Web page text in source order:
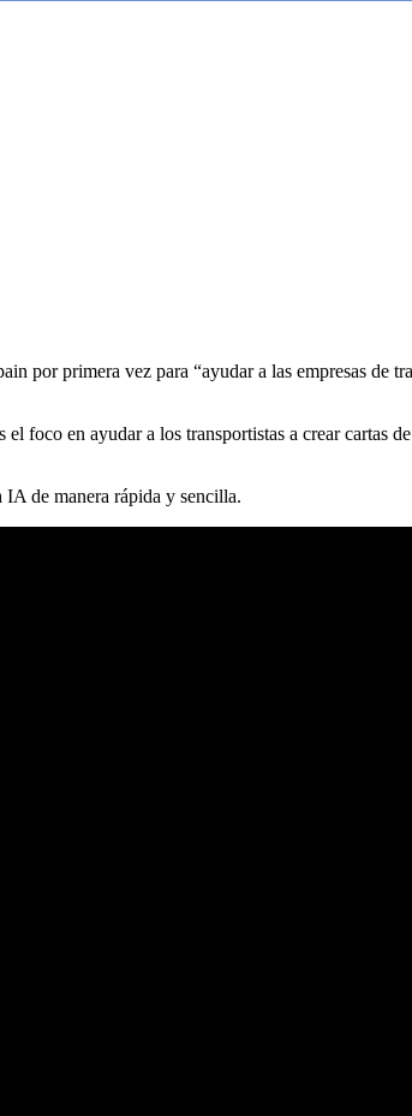
por primera vez para “ayudar a las empresas de
foco en ayudar a los transportistas a crear cartas
IA de manera rápida y sencilla.